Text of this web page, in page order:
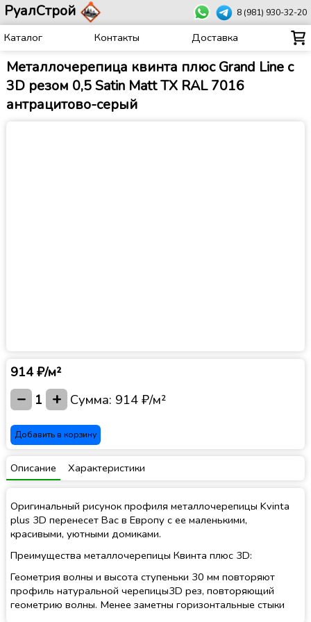
РуалСтрой 8 (981) 930-32-20
Каталог Контакты Доставка
Металлочерепица квинта плюс Grand Line c
3D резом 0,5 Satin Matt TX RAL 7016
антрацитово-серый
914 ₽/м²
− 1 + Сумма: 914 ₽/м²
Добавить в корзину
Описание Характеристики
Оригинальный рисунок профиля металлочерепицы Kvinta
plus 3D перенесет Вас в Европу с ее маленькими,
красивыми, уютными домиками.
Преимущества металлочерепицы Квинта плюс 3D:
Геометрия волны и высота ступеньки 30 мм повторяют
профиль натуральной черепицы3D рез, повторяющий
геометрию волны. Менее заметны горизонтальные стыки